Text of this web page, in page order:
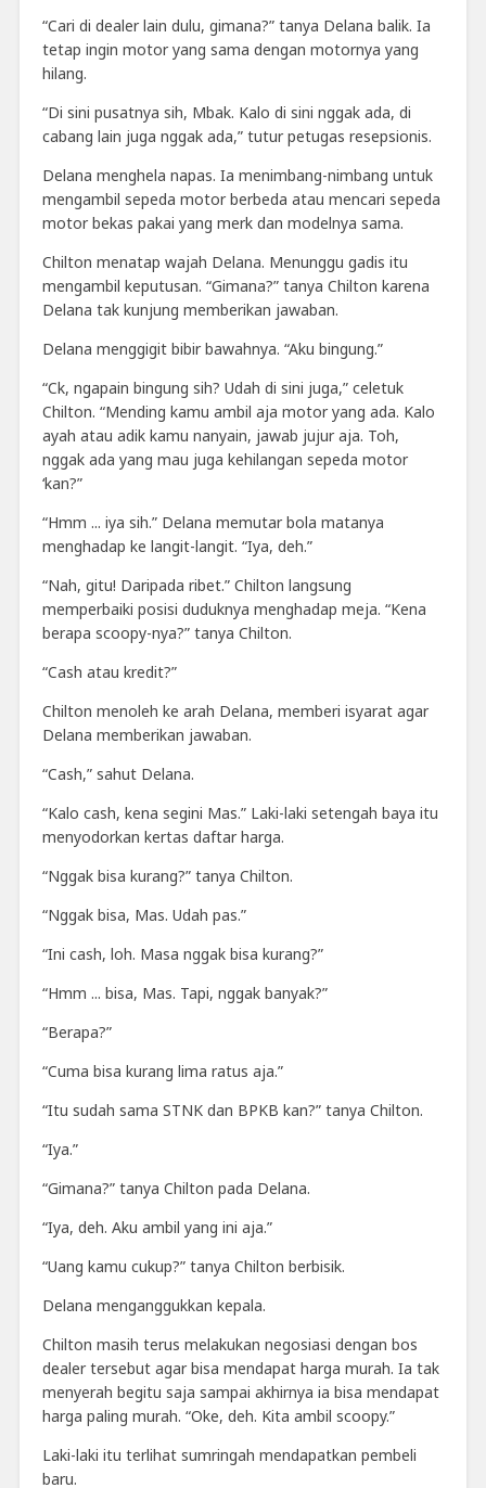
“Cari di dealer lain dulu, gimana?” tanya Delana balik. Ia
tetap ingin motor yang sama dengan motornya yang
hilang.
“Di sini pusatnya sih, Mbak. Kalo di sini nggak ada, di
cabang lain juga nggak ada,” tutur petugas resepsionis.
Delana menghela napas. Ia menimbang-nimbang untuk
mengambil sepeda motor berbeda atau mencari sepeda
motor bekas pakai yang merk dan modelnya sama.
Chilton menatap wajah Delana. Menunggu gadis itu
mengambil keputusan. “Gimana?” tanya Chilton karena
Delana tak kunjung memberikan jawaban.
Delana menggigit bibir bawahnya. “Aku bingung.”
“Ck, ngapain bingung sih? Udah di sini juga,” celetuk
Chilton. “Mending kamu ambil aja motor yang ada. Kalo
ayah atau adik kamu nanyain, jawab jujur aja. Toh,
nggak ada yang mau juga kehilangan sepeda motor
‘kan?”
“Hmm ... iya sih.” Delana memutar bola matanya
menghadap ke langit-langit. “Iya, deh.”
“Nah, gitu! Daripada ribet.” Chilton langsung
memperbaiki posisi duduknya menghadap meja. “Kena
berapa scoopy-nya?” tanya Chilton.
“Cash atau kredit?”
Chilton menoleh ke arah Delana, memberi isyarat agar
Delana memberikan jawaban.
“Cash,” sahut Delana.
“Kalo cash, kena segini Mas.” Laki-laki setengah baya itu
menyodorkan kertas daftar harga.
“Nggak bisa kurang?” tanya Chilton.
“Nggak bisa, Mas. Udah pas.”
“Ini cash, loh. Masa nggak bisa kurang?”
“Hmm ... bisa, Mas. Tapi, nggak banyak?”
“Berapa?”
“Cuma bisa kurang lima ratus aja.”
“Itu sudah sama STNK dan BPKB kan?” tanya Chilton.
“Iya.”
“Gimana?” tanya Chilton pada Delana.
“Iya, deh. Aku ambil yang ini aja.”
“Uang kamu cukup?” tanya Chilton berbisik.
Delana menganggukkan kepala.
Chilton masih terus melakukan negosiasi dengan bos
dealer tersebut agar bisa mendapat harga murah. Ia tak
menyerah begitu saja sampai akhirnya ia bisa mendapat
harga paling murah. “Oke, deh. Kita ambil scoopy.”
Laki-laki itu terlihat sumringah mendapatkan pembeli
baru.